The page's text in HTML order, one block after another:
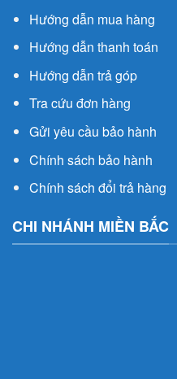
Hướng dẫn mua hàng
Hướng dẫn thanh toán
Hướng dẫn trả góp
Tra cứu đơn hàng
Gửi yêu cầu bảo hành
Chính sách bảo hành
Chính sách đổi trả hàng
CHI NHÁNH MIỀN BẮC